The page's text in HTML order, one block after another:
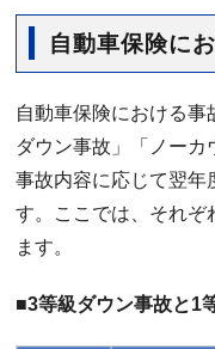
自動車保険に
自動車保険における事
ダウン事故」「ノーカ
事故内容に応じて翌年
す。ここでは、それぞ
ます。
■3等級ダウン事故と1